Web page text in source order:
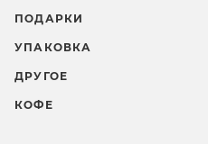
ПОДАРКИ
УПАКОВКА
ДРУГОЕ
КОФЕ